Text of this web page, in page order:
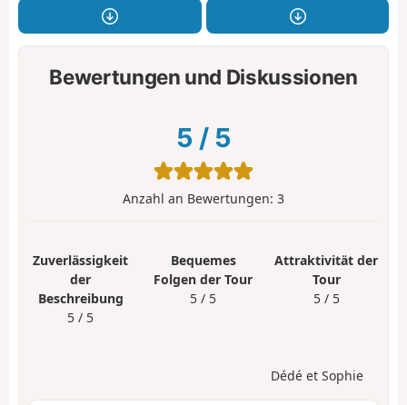
Bewertungen und Diskussionen
5 / 5
Anzahl an Bewertungen: 3
Zuverlässigkeit
der
Beschreibung
5 / 5
Bequemes
Folgen der Tour
5 / 5
Attraktivität der
Tour
5 / 5
Dédé et Sophie